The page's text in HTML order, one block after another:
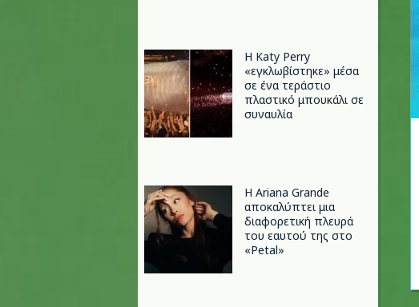
H Katy Perry
«εγκλωβίστηκε» μέσα
σε ένα τεράστιο
πλαστικό μπουκάλι σε
συναυλία
Η Ariana Grande
αποκαλύπτει μια
διαφορετική πλευρά
του εαυτού της στο
«Petal»